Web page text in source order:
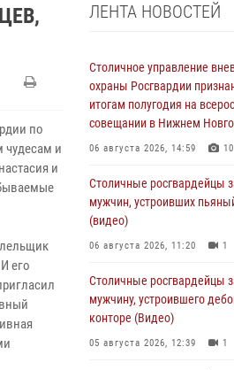
по
чудесам и
и
его
ЛЕНТА НОВОСТЕЙ
Столичное управление
охраны Росгвардии
итогам полугодия на
совещании в Нижнем
06 августа 2026, 14:59 10
Столичные росгвардейцы
мужчин, устроивших
(видео)
06 августа 2026, 11:20 1
Столичные росгвардейцы
мужчину, устроившего
конторе (Видео)
05 августа 2026, 12:39 1